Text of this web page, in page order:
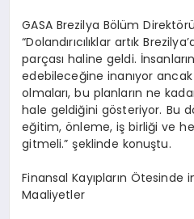
GASA Brezilya Bölüm Direktörü
“Dolandırıcılıklar artık Brezilya’
parçası haline geldi.
edebileceğine inanıyor
olmaları, bu planların ne
hale geldiğini gösteriyor. Bu d
eğitim,önleme, iş birliği ve
gitmeli.” şeklinde konuştu.
Finansal Kayıpların Ötesinde
Maaliyetler